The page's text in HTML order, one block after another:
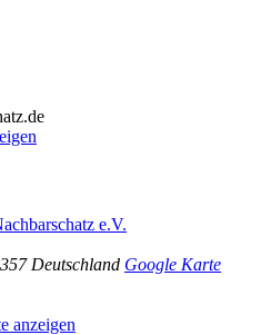
e.V.
Deutschland Google Karte
anzeigen